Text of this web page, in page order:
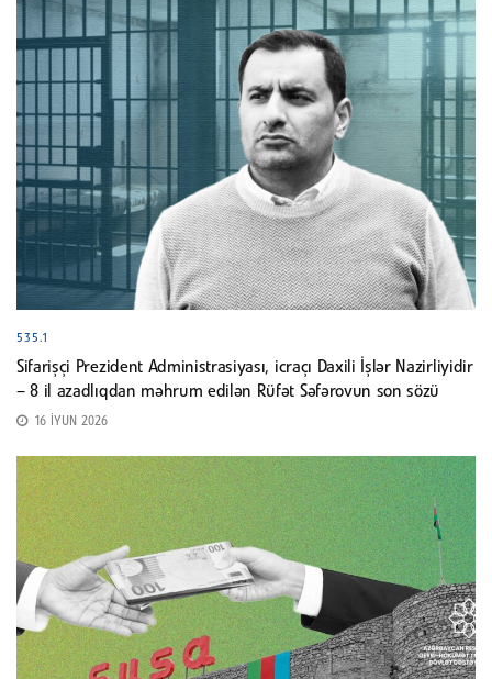
535.1
Sifarişçi Prezident Administrasiyası, icraçı Daxili İşlər Nazirliyidir
– 8 il azadlıqdan məhrum edilən Rüfət Səfərovun son sözü
16 İYUN 2026